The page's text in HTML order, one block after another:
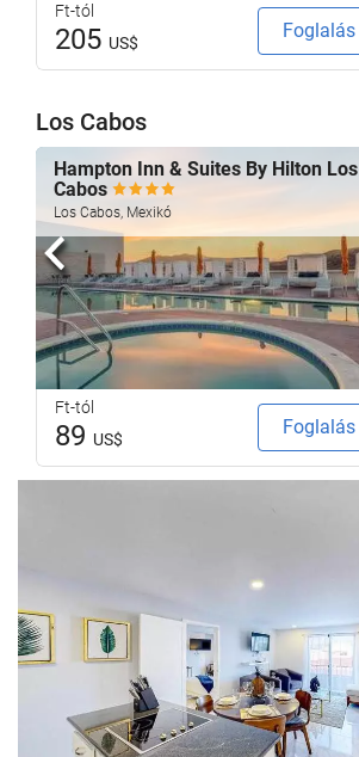
Ft-tól
205 US$
Foglalás
Los Cabos
Hampton Inn & Suites By Hilton Los
Cabos
Los Cabos, Mexikó
Ft-tól
89 US$
Foglalás
Előző